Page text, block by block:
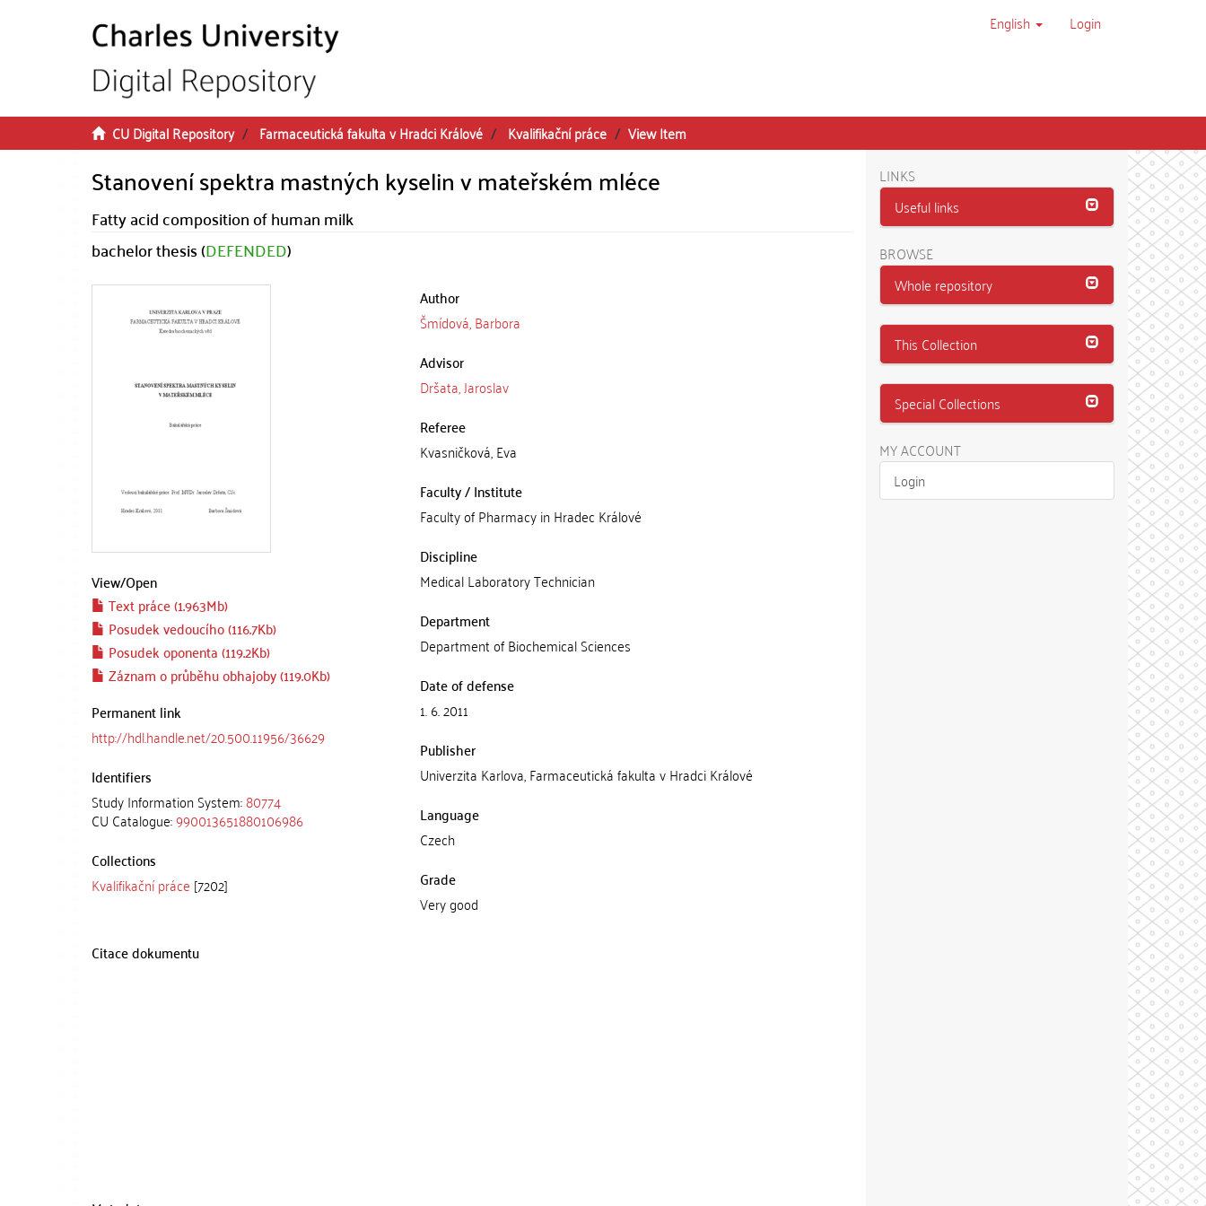
English Login
CU Digital Repository Farmaceutická fakulta v Hradci Králové Kvalifikační práce View Item
Stanovení spektra mastných kyselin v mateřském mléce
Fatty acid composition of human milk
bachelor thesis (DEFENDED)
View/Open
Text práce (1.963Mb)
Posudek vedoucího (116.7Kb)
Posudek oponenta (119.2Kb)
Záznam o průběhu obhajoby (119.0Kb)
Permanent link
http://hdl.handle.net/20.500.11956/36629
Identifiers
Study Information System:80774
CU Catalogue:990013651880106986
Collections
Kvalifikační práce [7202]
Author
Šmídová, Barbora
Advisor
Dršata, Jaroslav
Referee
Kvasničková, Eva
Faculty / Institute
Faculty of Pharmacy in Hradec Králové
Discipline
Medical Laboratory Technician
Department
Department of Biochemical Sciences
Date of defense
1. 6. 2011
Publisher
Univerzita Karlova, Farmaceutická fakulta v Hradci Králové
Language
Czech
Grade
Very good
Citace dokumentu
LINKS
Useful links
BROWSE
Whole repository
This Collection
Special Collections
MY ACCOUNT
Login